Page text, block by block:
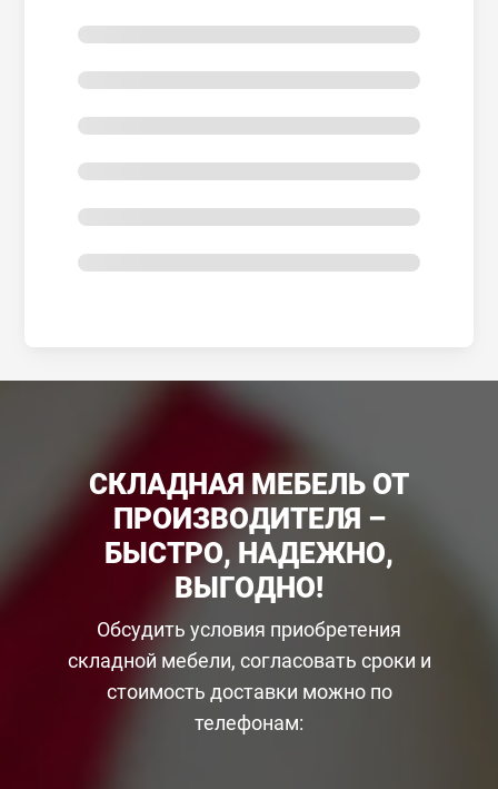
СКЛАДНАЯ МЕБЕЛЬ ОТ
ПРОИЗВОДИТЕЛЯ –
БЫСТРО, НАДЕЖНО,
ВЫГОДНО!
Обсудить условия приобретения
складной мебели, согласовать сроки и
стоимость доставки можно по
телефонам: